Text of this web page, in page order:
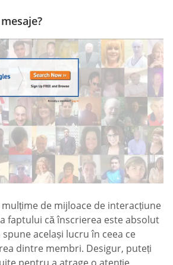
de mijloace de interacțiune
faptului că înscrierea este absolut
același lucru în ceea ce
dintre membri. Desigur, puteți